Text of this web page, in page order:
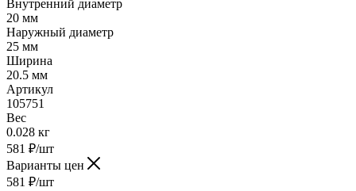
Внутренний диаметр
20 мм
Наружный диаметр
25 мм
Ширина
20.5 мм
Артикул
105751
Вес
0.028 кг
581 ₽/шт
Варианты цен
581 ₽/шт